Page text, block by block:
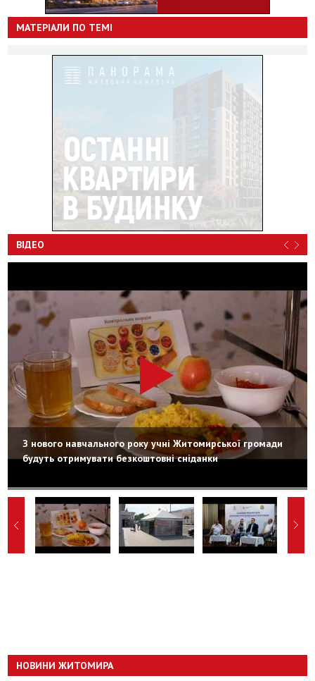
МАТЕРІАЛИ ПО ТЕМІ
ВІДЕО
З нового навчального року учні Житомирської громади
будуть отримувати безкоштовні сніданки
НОВИНИ ЖИТОМИРА